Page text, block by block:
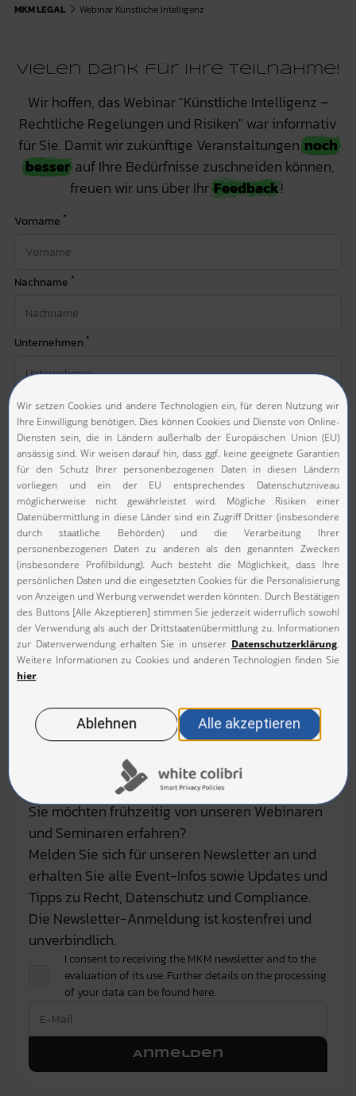
MKM LEGAL Webinar Künstliche Intelligenz
Vielen Dank für Ihre Teilnahme!
Wir hoffen, das Webinar "Künstliche Intelligenz –
Rechtliche Regelungen und Risiken" war informativ
für Sie. Damit wir zukünftige Veranstaltungennoch
besserauf Ihre Bedürfnisse zuschneiden können,
freuen wir uns über IhrFeedback!
Vorname *
Nachname *
Unternehmen *
Wie bewerten Sie das Seminar insgesamt? (1 Stern = schlecht, 5
Sterne = hervorragend)*
Was fanden Sie hilfreich und was könnten wir verbessern?
Ich bin einverstanden, dass meine Text-Bewertung zum
Event namentlich veröffentlicht wird.
Absenden
Aktuelle Event-Infos
per E-Mail
Sie möchten frühzeitig von unseren Webinaren
und Seminaren erfahren?
Melden Sie sich für unseren Newsletter an und
erhalten Sie alle Event-Infos sowie Updates und
Tipps zu Recht, Datenschutz und Compliance.
Die Newsletter-Anmeldung ist kostenfrei und
unverbindlich.
I consent to receiving the MKM newsletter and to the
evaluation of its use. Further details on the processing
of your data can be found here.
Anmelden